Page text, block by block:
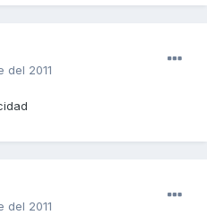
del 2011
del 2011